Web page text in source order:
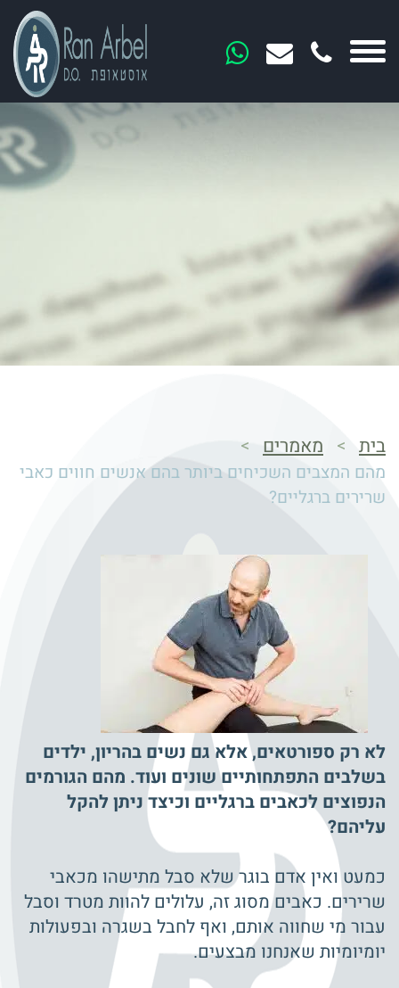
בית > מאמרים >
מהם המצבים השכיחים ביותר בהם אנשים חווים כאבי
שרירים ברגליים?
לא רק ספורטאים, אלא גם נשים בהריון, ילדים
בשלבים התפתחותיים שונים ועוד. מהם הגורמים
הנפוצים לכאבים ברגליים וכיצד ניתן להקל
עליהם?
כמעט ואין אדם בוגר שלא סבל מתישהו מכאבי
שרירים. כאבים מסוג זה, עלולים להוות מטרד וסבל
עבור מי שחווה אותם, ואף לחבל בשגרה ובפעולות
יומיומיות שאנחנו מבצעים.